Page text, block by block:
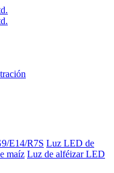
E14/R7S Luz LED de
maíz Luz de alféizar LED